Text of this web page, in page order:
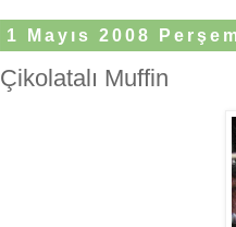
1 Mayıs 2008
Çikolatalı Muffin